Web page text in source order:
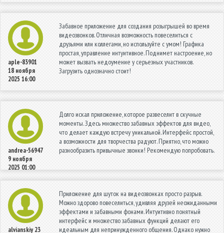
aple-83901
18 ноября
2025 16:00
Забавное приложение для создания розыгрышей во время
видеозвонков. Отличная возможность повеселиться с
друзьями или коллегами, но используйте с умом! Графика
простая, управление интуитивное. Поднимет настроение, но
может вызвать недоумение у серьезных участников.
Загрузить однозначно стоит!
andrea-56947
9 ноября
2025 01:00
Долго искал приложение, которое развеселит в скучные
моменты. Здесь множество забавных эффектов для видео,
что делает каждую встречу уникальной. Интерфейс простой,
а возможности для творчества радуют. Приятно, что можно
разнообразить привычные звонки! Рекомендую попробовать.
alvianskiy 23
Приложение для шуток на видеозвонках просто разрыв.
Можно здорово повеселиться, удивляя друзей неожиданными
эффектами и забавными фонами. Интуитивно понятный
интерфейс и множество забавных функций делают его
идеальным для непринужденного общения. Однако нужно